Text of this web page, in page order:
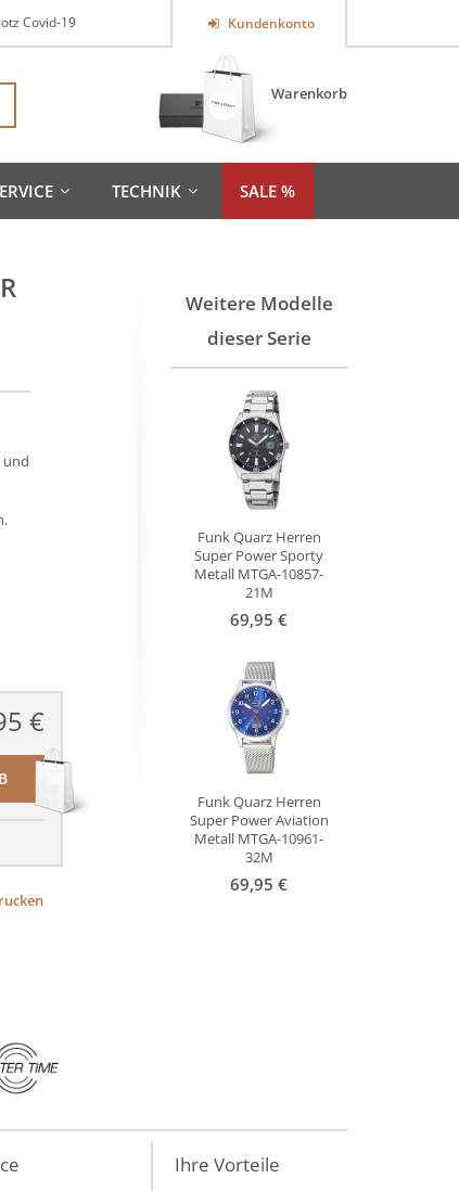
Kundenkonto
Covid-19
Warenkorb
TECHNIK SALE %
und
€
Weitere Modelle
dieser Serie
Funk Quarz Herren
Super Power Sporty
Metall MTGA-10857-
21M
69,95 €
Funk Quarz Herren
Super Power Aviation
Metall MTGA-10961-
32M
69,95 €
Ihre Vorteile